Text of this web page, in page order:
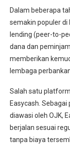
Dalam beberapa
semakin populer di
lending (peer-to-
dana dan
memberikan
lembaga
Salah satu platform
Easycash.
diawasi oleh OJK,
berjalan sesuai
tanpa biaya